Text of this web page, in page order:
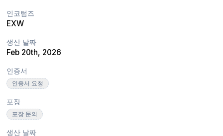
인코텀즈
EXW
생산 날짜
Feb 20th, 2026
인증서
인증서 요청
포장
포장 문의
생산 날짜